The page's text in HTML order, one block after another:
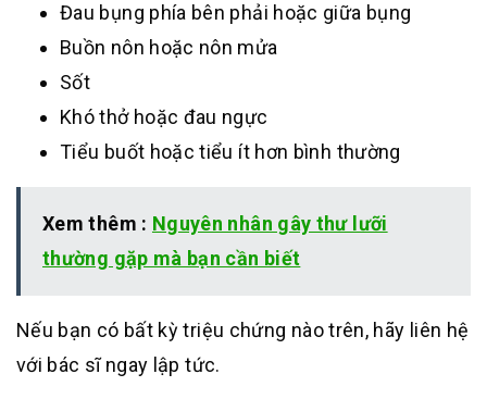
Đau bụng phía bên phải hoặc giữa bụng
Buồn nôn hoặc nôn mửa
Sốt
Khó thở hoặc đau ngực
Tiểu buốt hoặc tiểu ít hơn bình thường
Xem thêm : Nguyên nhân gây thư lưỡi
thường gặp mà bạn cần biết
Nếu bạn có bất kỳ triệu chứng nào trên, hãy liên hệ
với bác sĩ ngay lập tức.